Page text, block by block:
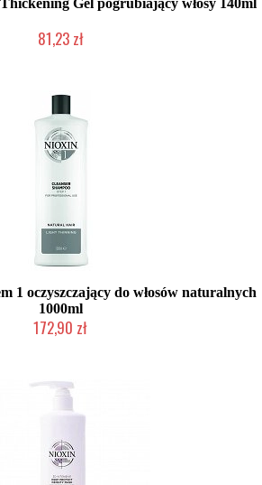
Gel pogrubiający włosy 140ml
81,23 zł
1 oczyszczający do włosów naturalnych
1000ml
172,90 zł